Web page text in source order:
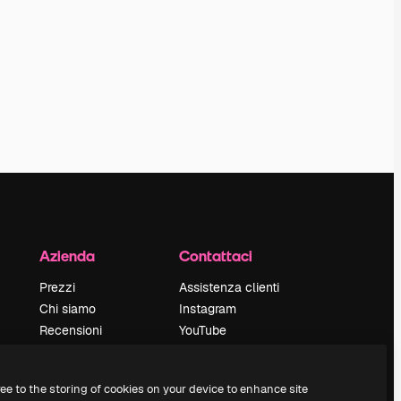
Azienda
Prezzi
Chi siamo
Recensioni
Blog
Contattaci
Assistenza clienti
Instagram
YouTube
Discord
to the storing of cookies on your device to enhance site